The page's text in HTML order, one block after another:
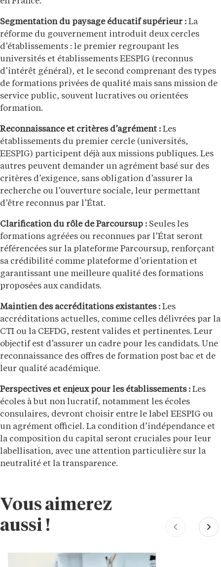
Segmentation du paysage éducatif supérieur : La
réforme du gouvernement introduit deux cercles
d’établissements : le premier regroupant les
universités et établissements EESPIG (reconnus
d’intérêt général), et le second comprenant des types
de formations privées de qualité mais sans mission de
service public, souvent lucratives ou orientées
formation.
Reconnaissance et critères d’agrément : Les
établissements du premier cercle (universités,
EESPIG) participent déjà aux missions publiques. Les
autres peuvent demander un agrément basé sur des
critères d’exigence, sans obligation d’assurer la
recherche ou l’ouverture sociale, leur permettant
d’être reconnus par l’État.
Clarification du rôle de Parcoursup : Seules les
formations agréées ou reconnues par l’État seront
référencées sur la plateforme Parcoursup, renforçant
sa crédibilité comme plateforme d’orientation et
garantissant une meilleure qualité des formations
proposées aux candidats.
Maintien des accréditations existantes : Les
accréditations actuelles, comme celles délivrées par la
CTI ou la CEFDG, restent valides et pertinentes. Leur
objectif est d’assurer un cadre pour les candidats. Une
reconnaissance des offres de formation post bac et de
leur qualité académique.
Perspectives et enjeux pour les établissements : Les
écoles à but non lucratif, notamment les écoles
consulaires, devront choisir entre le label EESPIG ou
un agrément officiel. La condition d’indépendance et
la composition du capital seront cruciales pour leur
labellisation, avec une attention particulière sur la
neutralité et la transparence.
Vous aimerez
aussi !